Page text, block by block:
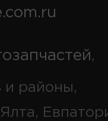
,
районы,